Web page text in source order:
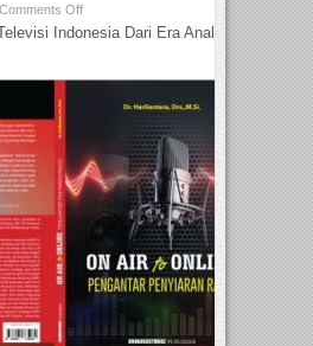
Comments Off
Indonesia Dari Era Analog